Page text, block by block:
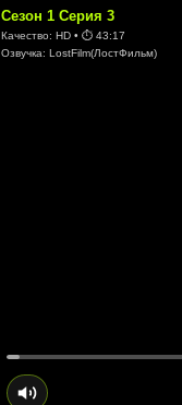
Сезон1 Серия3
Качество:HD • ⏱43:17
Озвучка:LostFilm(ЛостФильм)